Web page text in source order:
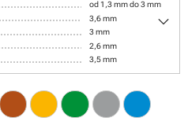
od 1,3 mm do 3 mm
3,6 mm
3 mm
2,6 mm
3,5 mm
keyboard_arrow_down